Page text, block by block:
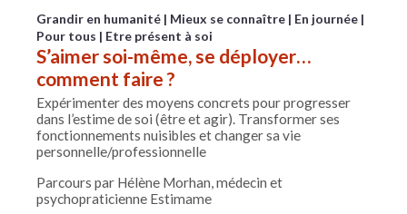
Grandir en humanité Mieux se connaître
En journée
Pour tous
Etre présent à soi
S’aimer soi-même, se déployer…
comment faire ?
Expérimenter des moyens concrets pour progresser
dans l’estime de soi (être et agir). Transformer ses
fonctionnements nuisibles et changer sa vie
personnelle/professionnelle
Parcours par Hélène Morhan, médecin et
psychopraticienne Estimame